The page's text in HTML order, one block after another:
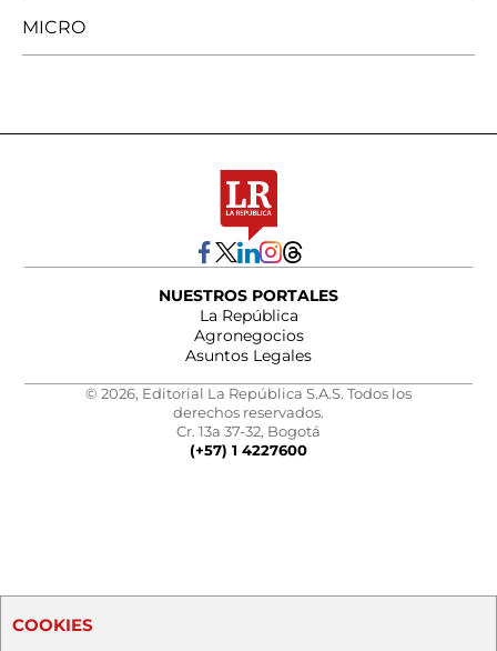
MICRO
NUESTROS PORTALES
La República
Agronegocios
Asuntos Legales
© 2026, Editorial La República S.A.S. Todos los
derechos reservados.
Cr. 13a 37-32, Bogotá
(+57) 1 4227600
COOKIES